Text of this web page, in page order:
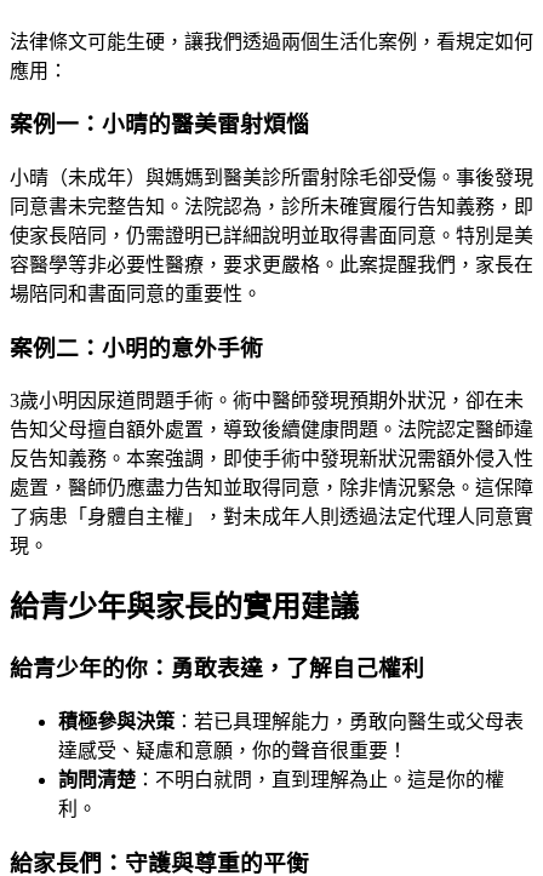
法律條文可能生硬，讓我們透過兩個生活化案例，看規定如何
應用：
案例一：小晴的醫美雷射煩惱
小晴（未成年）與媽媽到醫美診所雷射除毛卻受傷。事後發現
同意書未完整告知。法院認為，診所未確實履行告知義務，即
使家長陪同，仍需證明已詳細說明並取得書面同意。特別是美
容醫學等非必要性醫療，要求更嚴格。此案提醒我們，家長在
場陪同和書面同意的重要性。
案例二：小明的意外手術
3歲小明因尿道問題手術。術中醫師發現預期外狀況，卻在未
告知父母擅自額外處置，導致後續健康問題。法院認定醫師違
反告知義務。本案強調，即使手術中發現新狀況需額外侵入性
處置，醫師仍應盡力告知並取得同意，除非情況緊急。這保障
了病患「身體自主權」，對未成年人則透過法定代理人同意實
現。
給青少年與家長的實用建議
給青少年的你：勇敢表達，了解自己權利
積極參與決策 ：若已具理解能力，勇敢向醫生或父母表
達感受、疑慮和意願，你的聲音很重要！
詢問清楚 ：不明白就問，直到理解為止。這是你的權
利。
給家長們：守護與尊重的平衡